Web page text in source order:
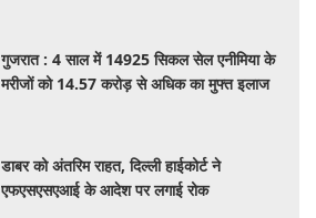
गुजरात : 4 साल में 14925 सिकल सेल एनीमिया के
मरीजों को 14.57 करोड़ से अधिक का मुफ्त इलाज
डाबर को अंतरिम राहत, दिल्ली हाईकोर्ट ने
एफएसएसएआई के आदेश पर लगाई रोक